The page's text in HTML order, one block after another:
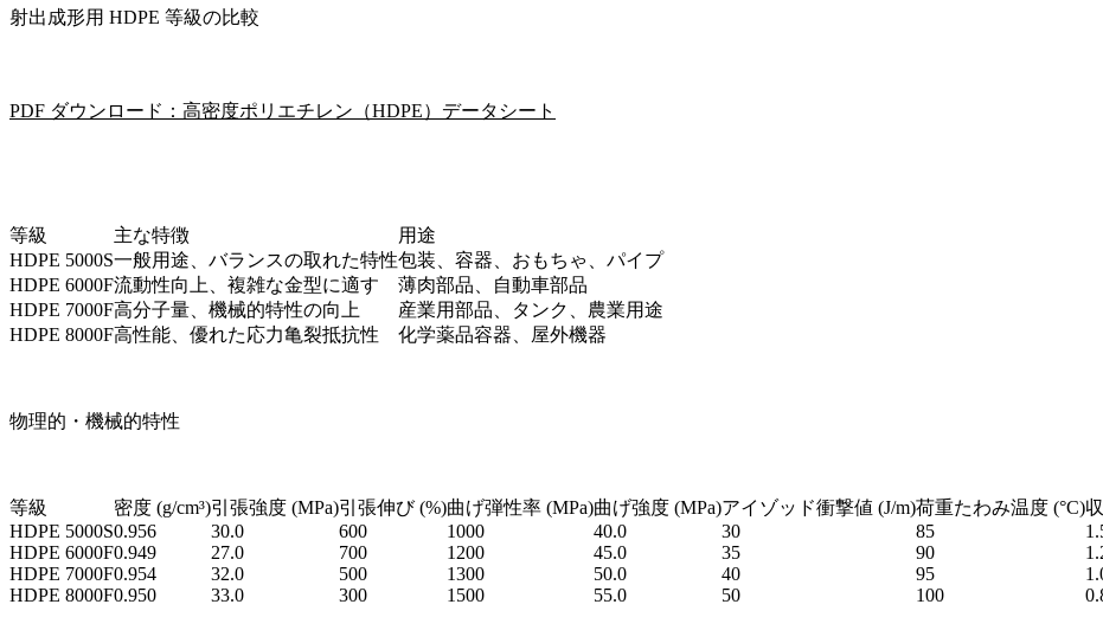
射出成形用 HDPE 等級の比較
PDF ダウンロード：高密度ポリエチレン（HDPE）データシート
等級 主な特徴
用途
HDPE 5000S一般用途、バランスの取れた特性包装、容器、おもちゃ、パイプ
HDPE 6000F流動性向上、複雑な金型に適す
薄肉部品、自動車部品
HDPE 7000F高分子量、機械的特性の向上
産業用部品、タンク、農業用途
HDPE 8000F高性能、優れた応力亀裂抵抗性 化学薬品容器、屋外機器
物理的・機械的特性
等級 密度 (g/cm³)引張強度 (MPa)引張伸び (%)曲げ弾性率 (MPa)曲げ強度 (MPa)アイゾッド衝撃値 (J/m)荷重たわみ温度 (°C)
HDPE 5000S0.956 30.0 600 1000 40.0 30 85
HDPE 6000F0.949 27.0 700 1200 45.0 35 90
HDPE 7000F0.954 32.0 500 1300 50.0 40 95
HDPE 8000F0.950 33.0 300 1500 55.0 50 100